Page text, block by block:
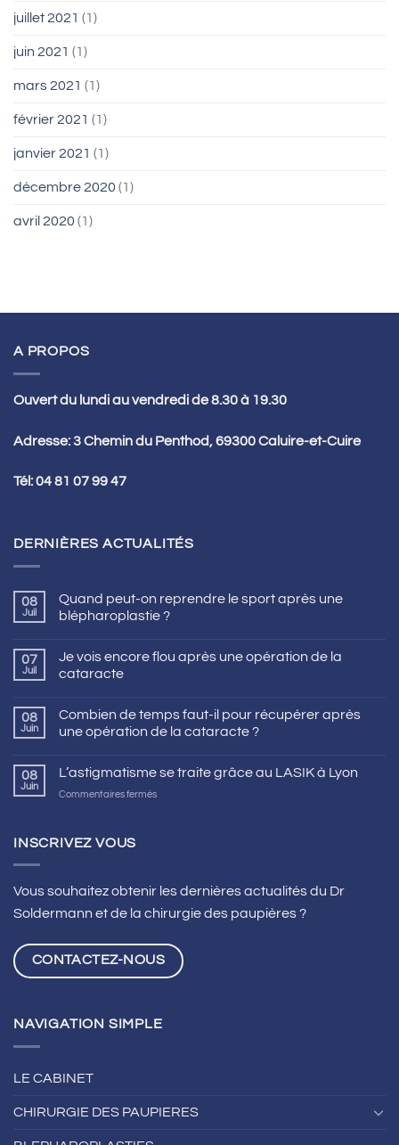
juillet 2021 (1)
juin 2021 (1)
mars 2021 (1)
février 2021 (1)
janvier 2021 (1)
décembre 2020 (1)
avril 2020 (1)
A PROPOS
Ouvert du lundi au vendredi de 8.30 à 19.30
Adresse: 3 Chemin du Penthod, 69300 Caluire-et-Cuire
Tél:04 81 07 99 47
DERNIÈRES ACTUALITÉS
08
Juil
Quand peut-on reprendre le sport après une
blépharoplastie ?
07
Juil
Je vois encore flou après une opération de la
cataracte
08
Juin
Combien de temps faut-il pour récupérer après
une opération de la cataracte ?
08
Juin
L’astigmatisme se traite grâce au LASIK à Lyon
Commentaires ferméssur
LASIK
Lyon
INSCRIVEZ VOUS
Vous souhaitez obtenir les dernières actualités du Dr
Soldermann et de la chirurgie des paupières ?
CONTACTEZ-NOUS
NAVIGATION SIMPLE
LE CABINET
CHIRURGIE DES PAUPIERES